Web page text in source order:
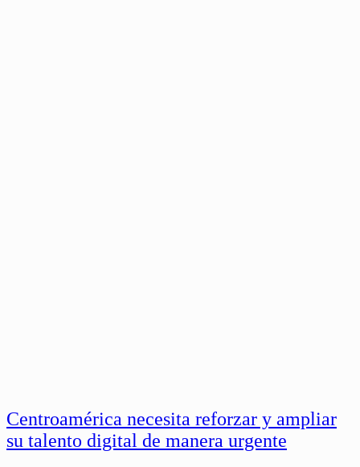
Centroamérica necesita reforzar y ampliar
su talento digital de manera urgente